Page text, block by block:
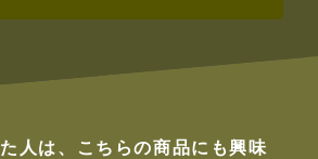
人は、こちらの商品にも興味